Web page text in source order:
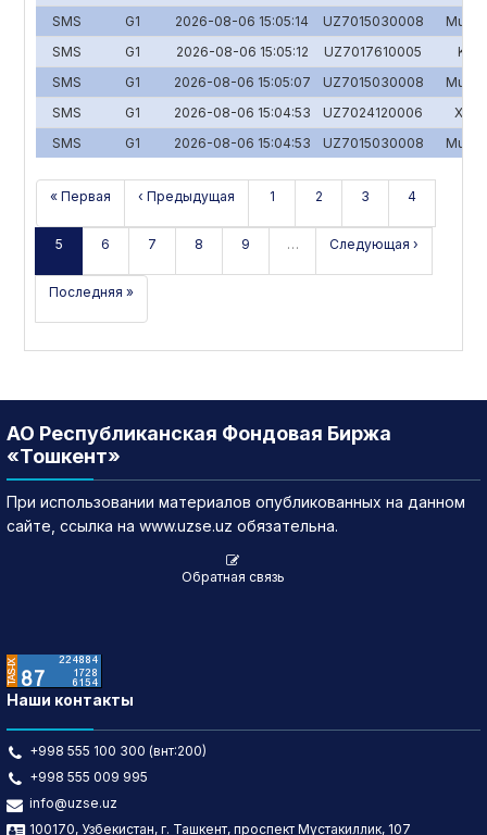
SMS
G1 2026-08-06 15:05:14 UZ7015030008
Mulk-
SMS
G1 2026-08-06 15:05:12 UZ7017610005
SMS
G1 2026-08-06 15:05:07 UZ7015030008
Mulk-
SMS
G1 2026-08-06 15:04:53 UZ7024120006
SMS
G1 2026-08-06 15:04:53 UZ7015030008 Mulk-
« Первая ‹ Предыдущая 1 2 3 4
5 6 7 8 9 … Следующая ›
Последняя »
АО Республиканская Фондовая Биржа
«Тошкент»
При использовании материалов опубликованных на данном
сайте, ссылка на www.uzse.uz обязательна.
Обратная связь
Наши контакты
+998 555 100 300 (внт:200)
+998 555 009 995
info@uzse.uz
100170, Узбекистан, г. Ташкент, проспект Мустакиллик, 107